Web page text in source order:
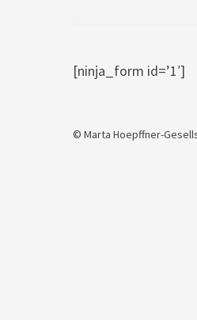
[ninja_form id=’1′]
© Marta Hoepffner-